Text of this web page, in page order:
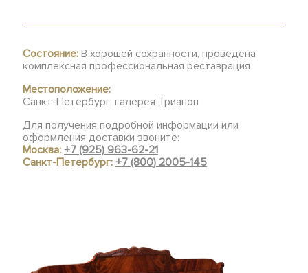
Состояние: В хорошей сохранности, проведена
комплексная профессиональная реставрация
Местоположение:
Санкт-Петербург, галерея Трианон
Для получения подробной информации или
оформления доставки звоните:
Москва:+7 (925) 963-62-21
Санкт-Петербург:+7 (800) 2005-145